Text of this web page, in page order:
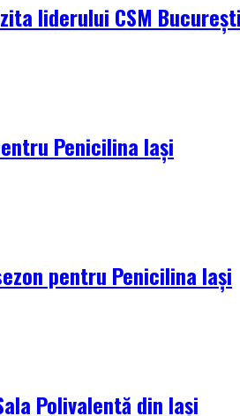
liderului CSM București
Penicilina Iași
pentru Penicilina Iași
Polivalentă din Iași